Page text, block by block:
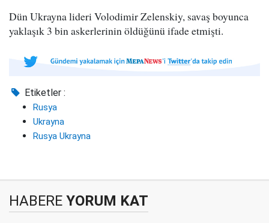
Dün Ukrayna lideri Volodimir Zelenskiy, savaş boyunca
yaklaşık 3 bin askerlerinin öldüğünü ifade etmişti.
Etiketler :
Rusya
Ukrayna
Rusya Ukrayna
HABERE YORUM KAT